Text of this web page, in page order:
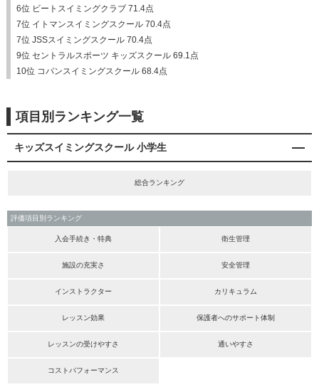
6位 ビートスイミングクラブ 71.4点
7位 イトマンスイミングスクール 70.4点
7位 JSSスイミングスクール 70.4点
9位 セントラルスポーツ キッズスクール 69.1点
10位 コパンスイミングスクール 68.4点
項目別ランキング一覧
キッズスイミングスクール 小学生
総合ランキング
評価項目別ランキング
入会手続き・特典 衛生管理
施設の充実さ 安全管理
インストラクター カリキュラム
レッスン効果 保護者へのサポート体制
レッスンの受けやすさ 通いやすさ
コストパフォーマンス